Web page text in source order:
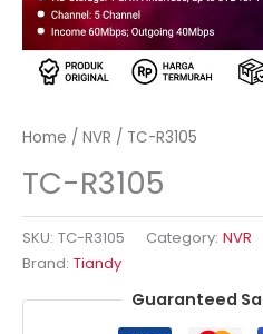
Home / NVR / TC-R3105
TC-R3105
SKU: TC-R3105 Category: NVR
Brand: Tiandy
Guaranteed